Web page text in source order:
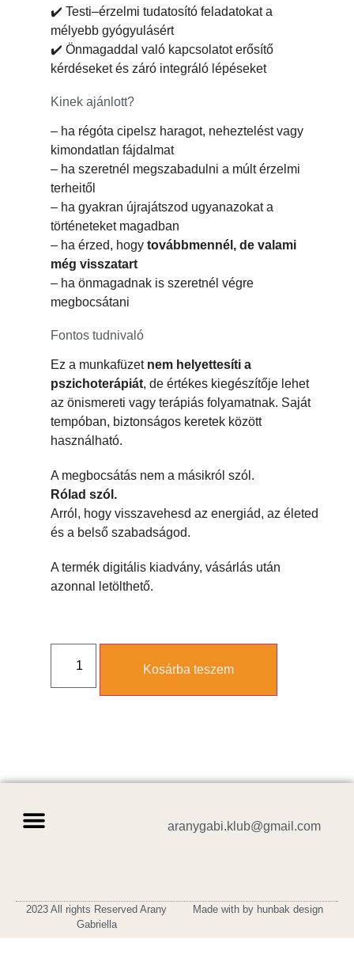
✔️ Testi–érzelmi tudatosító feladatokat a
mélyebb gyógyulásért
✔️ Önmagaddal való kapcsolatot erősítő
kérdéseket és záró integráló lépéseket
Kinek ajánlott?
– ha régóta cipelsz haragot, neheztelést vagy
kimondatlan fájdalmat
– ha szeretnél megszabadulni a múlt érzelmi
terheitől
– ha gyakran újrajátszod ugyanazokat a
történeteket magadban
– ha érzed, hogy továbbmennél, de valami
még visszatart
– ha önmagadnak is szeretnél végre
megbocsátani
Fontos tudnivaló
Ez a munkafüzet nem helyettesíti a
pszichoterápiát, de értékes kiegészítője lehet
az önismereti vagy terápiás folyamatnak. Saját
tempóban, biztonságos keretek között
használható.
A megbocsátás nem a másikról szól.
Rólad szól.
Arról, hogy visszavehesd az energiád, az életed
és a belső szabadságod.
A termék digitális kiadvány, vásárlás után
azonnal letölthető.
Kosárba teszem
aranygabi.klub@gmail.com
2023 All rights Reserved Arany
Gabriella
Made with by hunbak design